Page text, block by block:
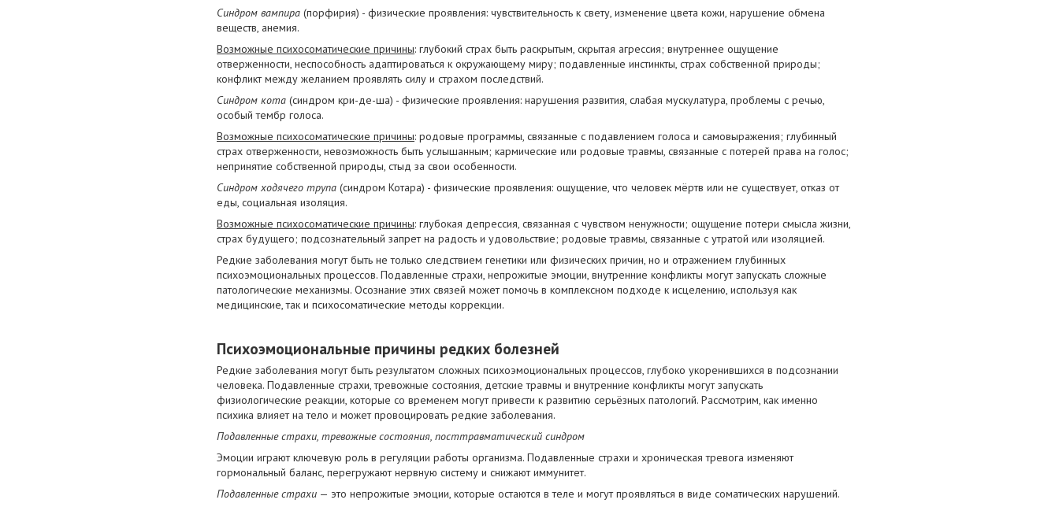
Синдром вампира (порфирия) - физические проявления: чувствительность к свету, изменение цвета кожи, нарушение обмена
веществ, анемия.
Возможные психосоматические причины: глубокий страх быть раскрытым, скрытая агрессия; внутреннее ощущение
отверженности, неспособность адаптироваться к окружающему миру; подавленные инстинкты, страх собственной природы;
конфликт между желанием проявлять силу и страхом последствий.
Синдром кота (синдром кри-де-ша) - физические проявления: нарушения развития, слабая мускулатура, проблемы с речью,
особый тембр голоса.
Возможные психосоматические причины: родовые программы, связанные с подавлением голоса и самовыражения; глубинный
страх отверженности, невозможность быть услышанным; кармические или родовые травмы, связанные с потерей права на голос;
непринятие собственной природы, стыд за свои особенности.
Синдром ходячего трупа (синдром Котара) - физические проявления: ощущение, что человек мёртв или не существует, отказ от
еды, социальная изоляция.
Возможные психосоматические причины: глубокая депрессия, связанная с чувством ненужности; ощущение потери смысла жизни,
страх будущего; подсознательный запрет на радость и удовольствие; родовые травмы, связанные с утратой или изоляцией.
Редкие заболевания могут быть не только следствием генетики или физических причин, но и отражением глубинных
психоэмоциональных процессов. Подавленные страхи, непрожитые эмоции, внутренние конфликты могут запускать сложные
патологические механизмы. Осознание этих связей может помочь в комплексном подходе к исцелению, используя как
медицинские, так и психосоматические методы коррекции.
Психоэмоциональные причины редких болезней
Редкие заболевания могут быть результатом сложных психоэмоциональных процессов, глубоко укоренившихся в подсознании
человека. Подавленные страхи, тревожные состояния, детские травмы и внутренние конфликты могут запускать
физиологические реакции, которые со временем могут привести к развитию серьёзных патологий. Рассмотрим, как именно
психика влияет на тело и может провоцировать редкие заболевания.
Подавленные страхи, тревожные состояния, посттравматический синдром
Эмоции играют ключевую роль в регуляции работы организма. Подавленные страхи и хроническая тревога изменяют
гормональный баланс, перегружают нервную систему и снижают иммунитет.
Подавленные страхи — это непрожитые эмоции, которые остаются в теле и могут проявляться в виде соматических нарушений.